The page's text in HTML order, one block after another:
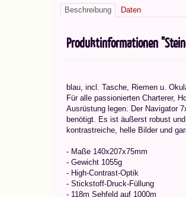
Beschreibung Daten
Produktinformationen
blau, incl. Tasche, Riemen u.
Für alle passionierten Charterer,
Ausrüstung legen. Der Navigator
benötigt. Es ist äußerst robust
kontrastreiche, helle Bilder und
- Maße 140x207x75mm
- Gewicht 1055g
- High-Contrast-Optik
- Stickstoff-Druck-Füllung
- 118m Sehfeld auf 1000m